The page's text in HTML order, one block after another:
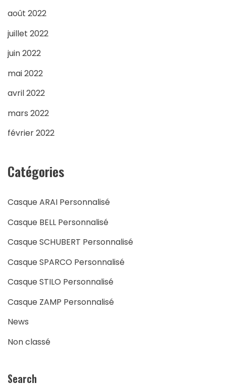
août 2022
juillet 2022
juin 2022
mai 2022
avril 2022
mars 2022
février 2022
Catégories
Casque ARAI Personnalisé
Casque BELL Personnalisé
Casque SCHUBERT Personnalisé
Casque SPARCO Personnalisé
Casque STILO Personnalisé
Casque ZAMP Personnalisé
News
Non classé
Search